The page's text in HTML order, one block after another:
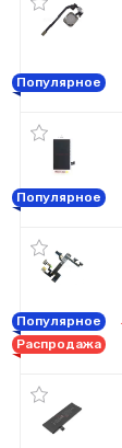
Популярное
Популярное
Популярное
Распродажа